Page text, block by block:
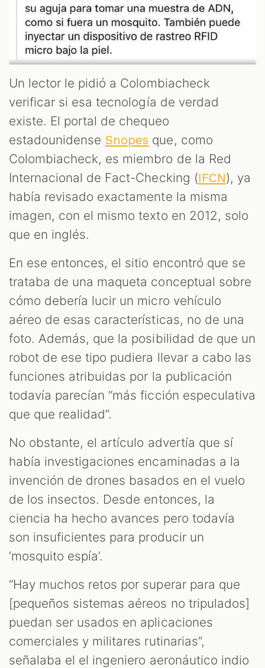
Un lector le pidió a Colombiacheck
verificar si esa tecnología de verdad
existe. El portal de chequeo
estadounidense Snopes que, como
Colombiacheck, es miembro de la Red
Internacional de Fact-Checking (IFCN), ya
había revisado exactamente la misma
imagen, con el mismo texto en 2012, solo
que en inglés.
En ese entonces, el sitio encontró que se
trataba de una maqueta conceptual sobre
cómo debería lucir un micro vehículo
aéreo de esas características, no de una
foto. Además, que la posibilidad de que un
robot de ese tipo pudiera llevar a cabo las
funciones atribuidas por la publicación
todavía parecían “más ficción especulativa
que que realidad”.
No obstante, el artículo advertía que sí
había investigaciones encaminadas a la
invención de drones basados en el vuelo
de los insectos. Desde entonces, la
ciencia ha hecho avances pero todavía
son insuficientes para producir un
‘mosquito espía’.
“Hay muchos retos por superar para que
[pequeños sistemas aéreos no tripulados]
puedan ser usados en aplicaciones
comerciales y militares rutinarias”,
señalaba el el ingeniero aeronáutico indio